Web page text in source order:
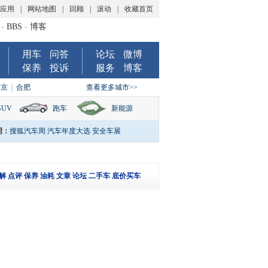
用 网站地图 回顾 滚动 收藏首页
BBS - 博客
用车
问答
保养
投诉
论坛
微博
服务
博客
查看更多城市>>
合肥
跑车 新能源
搜狐汽车周 汽车年度大选 安全车展
点评 保养 油耗 文章 论坛 二手车 底价买车